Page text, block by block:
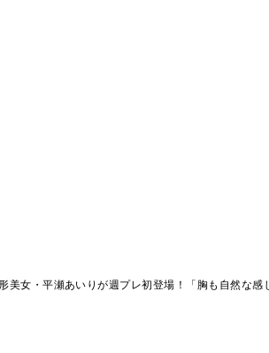
美女・平瀬あいりが週プレ初登場！「胸も自然な